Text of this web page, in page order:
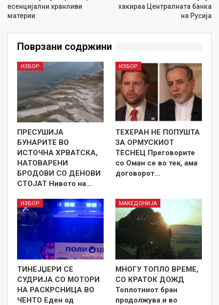
есенцијални хранливи
материи
хакираа Централната банка
на Русија
Поврзани содржини
ИЗБОР
ПРЕСУШИЈА
БУНАРИТЕ ВО
ИСТОЧНА ХРВАТСКА,
НАТОВАРЕНИ
БРОДОВИ СО ДЕНОВИ
СТОЈАТ Нивото на…
ИЗБОР
ТЕХЕРАН НЕ ПОПУШТА
ЗА ОРМУСКИОТ
ТЕСНЕЦ Преговорите
со Оман се во тек, ама
договорот…
ИЗБОР
ТИНЕЈЏЕРИ СЕ
СУДРИЈА СО МОТОРИ
НА РАСКРСНИЦА ВО
ЧЕНТО Еден од
МАКЕДОНИЈА
МНОГУ ТОПЛО ВРЕМЕ,
СО КРАТОК ДОЖД
Топлотниот бран
продолжува и во